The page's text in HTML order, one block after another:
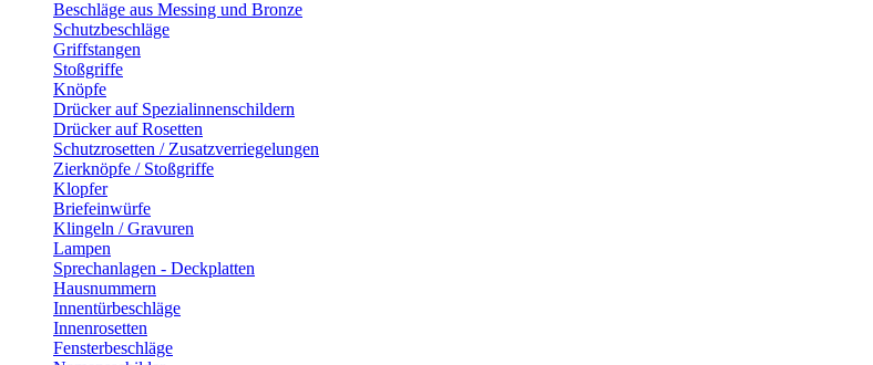
Beschläge aus Messing und Bronze
Schutzbeschläge
Griffstangen
Stoßgriffe
Knöpfe
Drücker auf Spezialinnenschildern
Drücker auf Rosetten
Schutzrosetten / Zusatzverriegelungen
Zierknöpfe / Stoßgriffe
Klopfer
Briefeinwürfe
Klingeln / Gravuren
Lampen
Sprechanlagen - Deckplatten
Hausnummern
Innentürbeschläge
Innenrosetten
Fensterbeschläge